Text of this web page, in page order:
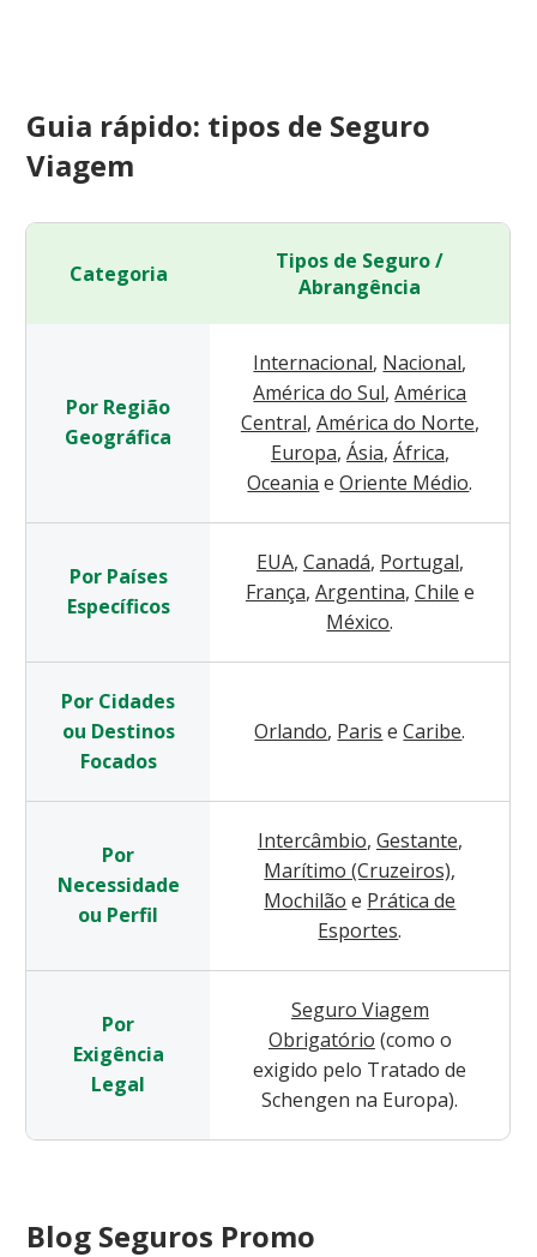
Guia rápido: tipos de Seguro
Viagem
Categoria
Tipos de Seguro /
Abrangência
Por Região
Geográfica
Internacional, Nacional,
América do Sul, América
Central, América do Norte,
Europa, Ásia, África,
Oceania e Oriente Médio.
Por Países
Específicos
EUA, Canadá, Portugal,
França, Argentina, Chile e
México.
Por Cidades
ou Destinos
Focados
Orlando, Paris e Caribe.
Por
Necessidade
ou Perfil
Intercâmbio, Gestante,
Marítimo (Cruzeiros),
Mochilão e Prática de
Esportes.
Por
Exigência
Legal
Seguro Viagem
Obrigatório (como o
exigido pelo Tratado de
Schengen na Europa).
Blog Seguros Promo